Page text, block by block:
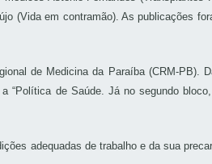
(Vida em contramão). As publicações
de Medicina da Paraíba (CRM-
de Saúde. Já no segundo
adequadas de trabalho e da sua